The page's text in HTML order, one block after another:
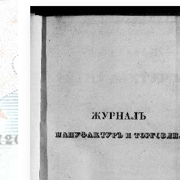
О нас
Контакты
Партнеры
Найти